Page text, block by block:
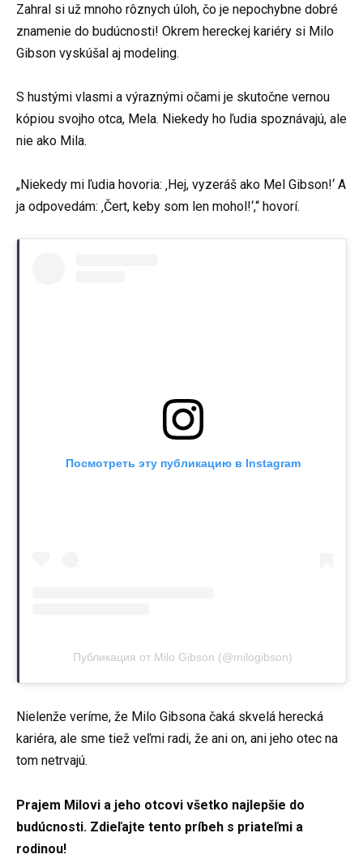
Zahral si už mnoho rôznych úloh, čo je nepochybne dobré
znamenie do budúcnosti! Okrem hereckej kariéry si Milo
Gibson vyskúšal aj modeling.
S hustými vlasmi a výraznými očami je skutočne vernou
kópiou svojho otca, Mela. Niekedy ho ľudia spoznávajú, ale
nie ako Mila.
„Niekedy mi ľudia hovoria: ‚Hej, vyzeráš ako Mel Gibson!‘ A
ja odpovedám: ‚Čert, keby som len mohol!‘,“ hovorí.
Посмотреть эту публикацию в Instagram
Публикация от Milo Gibson (@milogibson)
Nielenže veríme, že Milo Gibsona čaká skvelá herecká
kariéra, ale sme tiež veľmi radi, že ani on, ani jeho otec na
tom netrvajú.
Prajem Milovi a jeho otcovi všetko najlepšie do
budúcnosti. Zdieľajte tento príbeh s priateľmi a
rodinou!